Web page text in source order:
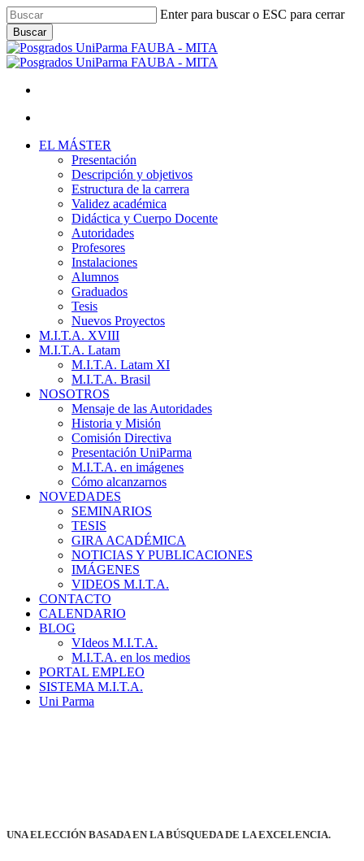
Skip
to
main
content
Enter para buscar o ESC para cerrar
Buscar
Close
Search
Menu
Menu
EL MÁSTER
Presentación
Descripción y objetivos
Estructura de la carrera
Validez académica
Didáctica y Cuerpo Docente
Autoridades
Profesores
Instalaciones
Alumnos
Graduados
Tesis
Nuevos Proyectos
M.I.T.A. XVIII
M.I.T.A. Latam
M.I.T.A. Latam XI
M.I.T.A. Brasil
NOSOTROS
Mensaje de las Autoridades
Historia y Misión
Comisión Directiva
Presentación UniParma
M.I.T.A. en imágenes
Cómo alcanzarnos
NOVEDADES
SEMINARIOS
TESIS
GIRA ACADÉMICA
NOTICIAS Y PUBLICACIONES
IMÁGENES
VIDEOS M.I.T.A.
CONTACTO
CALENDARIO
BLOG
VIdeos M.I.T.A.
M.I.T.A. en los medios
PORTAL EMPLEO
SISTEMA M.I.T.A.
Uni Parma
UNA ELECCIÓN BASADA EN LA BÚSQUEDA DE LA EXCELENCIA.